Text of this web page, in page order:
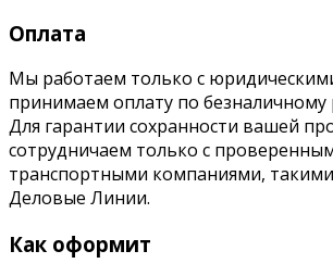
Оплата
Мы работаем только с
принимаем оплату по безналичному
Для гарантии сохранности вашей
сотрудничаем только с
транспортными компаниями,
Деловые Линии.
Как оформит